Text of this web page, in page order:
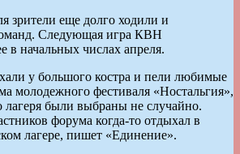
зрители еще долго ходили и
Следующая игра КВН
в начальных числах апреля.
у большого костра и пели любимые
молодежного фестиваля «Ностальгия»,
лагеря были выбраны не случайно.
форума когда-то отдыхал в
лагере, пишет «Единение».